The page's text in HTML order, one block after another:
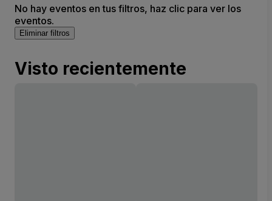
No hay eventos en tus filtros, haz clic para ver los
eventos.
Eliminar filtros
Visto recientemente